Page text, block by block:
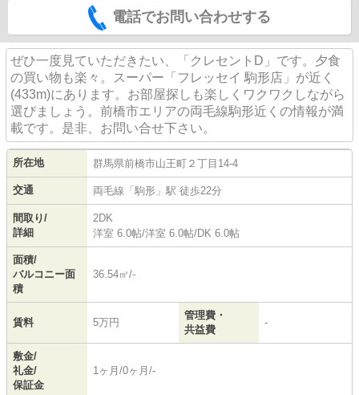
電話でお問い合わせする
ぜひ一度見ていただきたい、「クレセントD」です。夕食
の買い物も楽々。スーパー「フレッセイ 駒形店」が近く
(433m)にあります。お部屋探しも楽しくワクワクしながら
選びましょう。前橋市エリアの両毛線駒形近くの情報が満
載です。是非、お問い合せ下さい。
所在地 群馬県前橋市山王町 ２丁目14-4
交通 両毛線 「 駒形 」駅 徒歩22分
間取り/
詳細
2DK
洋室 6.0帖/洋室 6.0帖/DK 6.0帖
面積/
バルコニー面
積
36.54㎡/-
賃料 5万円
管理費・
共益費
-
敷金/
礼金/
保証金
1ヶ月/0ヶ月/-